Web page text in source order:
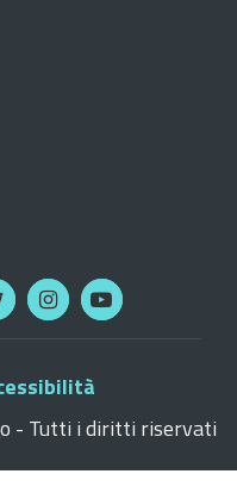
- Tutti i diritti riservati